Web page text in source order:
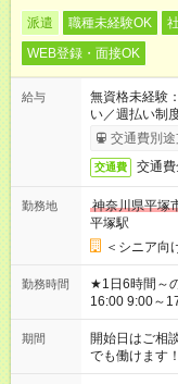
派遣 職種未経験OK
WEB登録・面接OK
給与
無資格未経
い／週払い制
完了次第のお
交通費別途
交通費 交通
勤務地
神奈川県平塚
平塚駅
＜シニア向
勤務時間
★1日6時間～の時短シフトOK
16:00 9:00～
場合、他のお
ん ※法令に基
となります ※
短時間・短期
期間
開始日はご
でも働けます！